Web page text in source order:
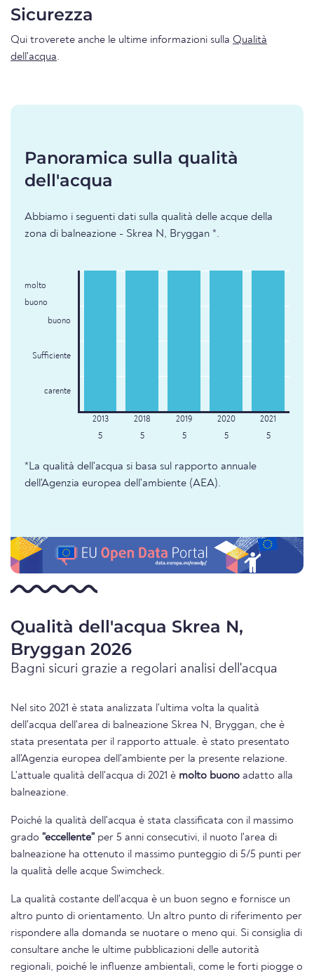
Sicurezza
Qui troverete anche le ultime informazioni sulla Qualità
dell'acqua.
Panoramica sulla qualità
dell'acqua
Abbiamo i seguenti dati sulla qualità delle acque della
zona di balneazione - Skrea N, Bryggan *.
molto
buono
buono
Sufficiente
carente
5 5 5 5 5
*La qualità dell'acqua si basa sul rapporto annuale
dell'Agenzia europea dell'ambiente (AEA).
Qualità dell'acqua Skrea N,
Bryggan 2026
Bagni sicuri grazie a regolari analisi dell'acqua
Nel sito 2021 è stata analizzata l'ultima volta la qualità
dell'acqua dell'area di balneazione Skrea N, Bryggan, che è
stata presentata per il rapporto attuale. è stato presentato
all'Agenzia europea dell'ambiente per la presente relazione.
L'attuale qualità dell'acqua di 2021 è molto buono adatto alla
balneazione.
Poiché la qualità dell'acqua è stata classificata con il massimo
grado "eccellente" per 5 anni consecutivi, il nuoto l'area di
balneazione ha ottenuto il massimo punteggio di 5/5 punti per
la qualità delle acque Swimcheck.
La qualità costante dell'acqua è un buon segno e fornisce un
altro punto di orientamento. Un altro punto di riferimento per
rispondere alla domanda se nuotare o meno qui. Si consiglia di
consultare anche le ultime pubblicazioni delle autorità
regionali, poiché le influenze ambientali, come le forti piogge o